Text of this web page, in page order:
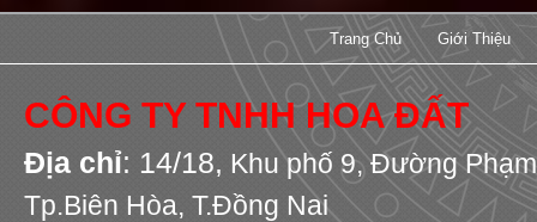
Trang Chủ Giới Thiệu
CÔNG TY TNHH HOA ĐẤT
Địa chỉ: 14/18, Khu phố 9,Đường Phạm
Tp.Biên Hòa, T.Đồng Nai